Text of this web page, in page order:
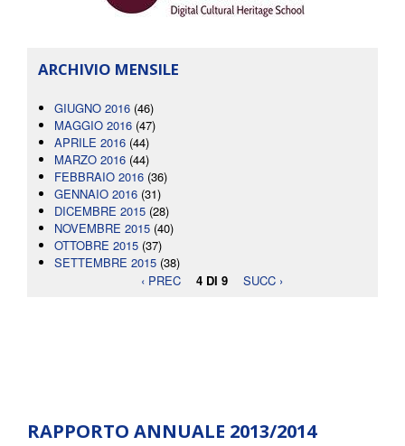
ARCHIVIO MENSILE
GIUGNO 2016 (46)
MAGGIO 2016 (47)
APRILE 2016 (44)
MARZO 2016 (44)
FEBBRAIO 2016 (36)
GENNAIO 2016 (31)
DICEMBRE 2015 (28)
NOVEMBRE 2015 (40)
OTTOBRE 2015 (37)
SETTEMBRE 2015 (38)
‹ PREC
4 DI 9 SUCC ›
RAPPORTO ANNUALE 2013/2014